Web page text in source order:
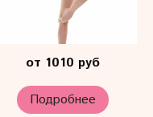
от 1010 руб
Подробнее